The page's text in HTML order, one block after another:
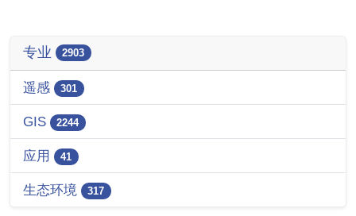
专业 2903
遥感 301
GIS 2244
应用 41
生态环境 317